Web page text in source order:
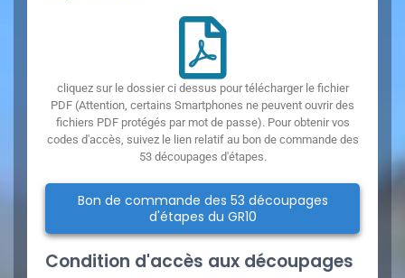
cliquez sur le dossier ci dessus pour télécharger le fichier
PDF (Attention, certains Smartphones ne peuvent ouvrir des
fichiers PDF protégés par mot de passe). Pour obtenir vos
codes d'accès, suivez le lien relatif au bon de commande des
53 découpages d'étapes.
Bon de commande des 53 découpages
d'étapes du GR10
Condition d'accès aux découpages